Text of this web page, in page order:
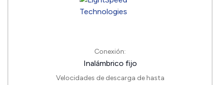
Conexión:
Inalámbrico fijo
Velocidades de descarga de hasta